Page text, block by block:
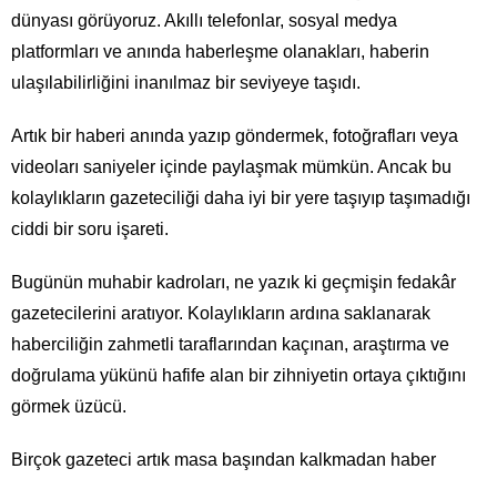
dünyası görüyoruz. Akıllı telefonlar, sosyal medya
platformları ve anında haberleşme olanakları, haberin
ulaşılabilirliğini inanılmaz bir seviyeye taşıdı.
Artık bir haberi anında yazıp göndermek, fotoğrafları veya
videoları saniyeler içinde paylaşmak mümkün. Ancak bu
kolaylıkların gazeteciliği daha iyi bir yere taşıyıp taşımadığı
ciddi bir soru işareti.
Bugünün muhabir kadroları, ne yazık ki geçmişin fedakâr
gazetecilerini aratıyor. Kolaylıkların ardına saklanarak
haberciliğin zahmetli taraflarından kaçınan, araştırma ve
doğrulama yükünü hafife alan bir zihniyetin ortaya çıktığını
görmek üzücü.
Birçok gazeteci artık masa başından kalkmadan haber